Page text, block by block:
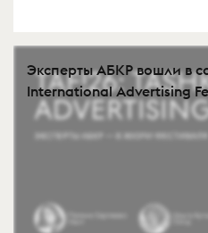
Эксперты АБКР вошли в
International Advertising